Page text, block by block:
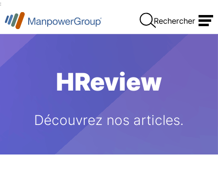
:
Rechercher
HReview
Découvrez nos articles.